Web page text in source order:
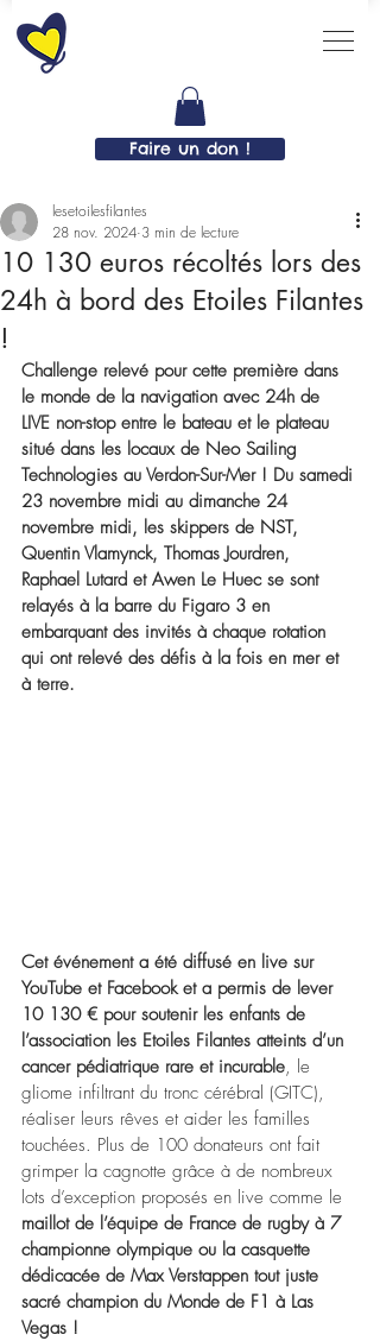
Faire un don !
10 130 euros récoltés lors des
24h à bord des Etoiles Filantes
!
lesetoilesfilantes
28 nov. 2024 3 min de lecture
Challenge relevé pour cette première dans
le monde de la navigation avec 24h de
LIVE non-stop entre le bateau et le plateau
situé dans les locaux de Neo Sailing
Technologies au Verdon-Sur-Mer ! Du samedi
23 novembre midi au dimanche 24
novembre midi, les skippers de NST,
Quentin Vlamynck, Thomas Jourdren,
Raphael Lutard et Awen Le Huec se sont
relayés à la barre du Figaro 3 en
embarquant des invités à chaque rotation
qui ont relevé des défis à la fois en mer et
à terre.
Cet événement a été diffusé en live sur
YouTube et Facebook et a permis de lever
10 130 € pour soutenir les enfants de
l’association les Etoiles Filantes atteints d’un
cancer pédiatrique rare et incurable, le
gliome infiltrant du tronc cérébral (GITC),
réaliser leurs rêves et aider les familles
touchées. Plus de 100 donateurs ont fait
grimper la cagnotte grâce à de nombreux
lots d’exception proposés en live comme le
maillot de l’équipe de France de rugby à 7
championne olympique ou la casquette
dédicacée de Max Verstappen tout juste
sacré champion du Monde de F1 à Las
Vegas !